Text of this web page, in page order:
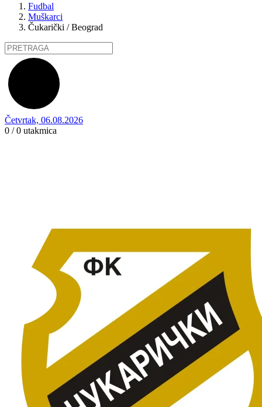
Fudbal
Muškarci
Čukarički / Beograd
Četvrtak, 06.08.2026
0 / 0 utakmica